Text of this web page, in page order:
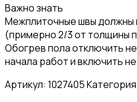
Важно знать
Межплиточные швы должны
(примерно 2/3 от толщины
Обогрев пола отключить
начала работ и включить
Артикул: 1027405